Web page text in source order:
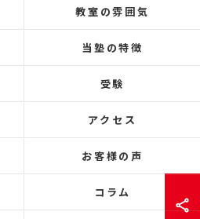
教室の雰囲気
当塾の特徴
受験
アクセス
お客様の声
コラム